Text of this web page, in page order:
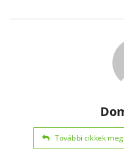
További cikkek